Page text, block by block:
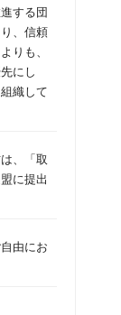
する団
、信頼
りも、
にし
織して
、「取
に提出
由にお